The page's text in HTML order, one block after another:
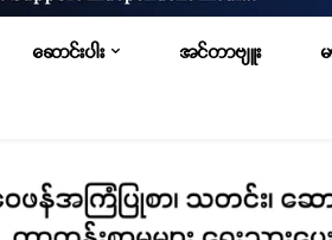
ဆောင်းပါး အင်တာဗျူး